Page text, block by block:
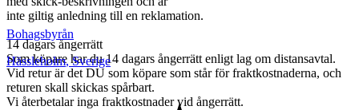
inte giltig anledning till en reklamation.
14 dagars ångerrätt
Som köpare har du 14 dagars ångerrätt enligt lag om distansavtal.
Vid retur är det DU som köpare som står för fraktkostnaderna, och
returen skall skickas spårbart.
Vi återbetalar inga fraktkostnader vid ångerrätt.
Bohagsbyrån
Hässleholm,Sverige